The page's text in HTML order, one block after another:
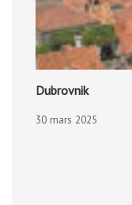
Dubrovnik
30 mars 2025